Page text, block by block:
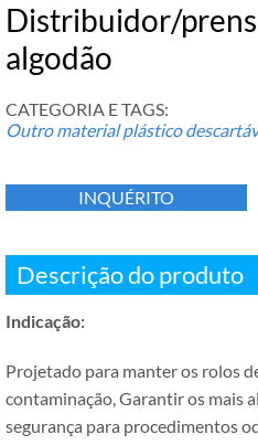
Distribuidor/
algodão
CATEGORIA E TAGS:
Outro material plástico
INQUÉRITO
Descrição do produto
Indicação:
Projetado para manter os rolos
contaminação, Garantir os mais
segurança para procedimentos